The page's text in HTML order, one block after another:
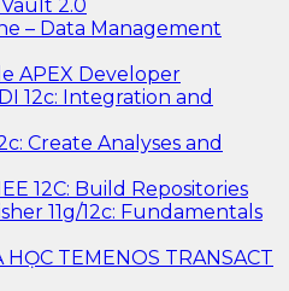
2.0
– Data Management
APEX Developer
12c: Integration and
Create Analyses and
12C: Build Repositories
11g/12c: Fundamentals
TEMENOS TRANSACT